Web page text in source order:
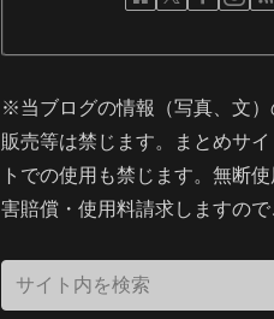
※当ブログの情報（写真、文）
販売等は禁じます。まとめサ
トでの使用も禁じます。無断
害賠償・使用料請求しますので